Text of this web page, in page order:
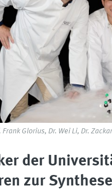
Frank Glorius, Dr. Wei Li, Dr.
der
zur